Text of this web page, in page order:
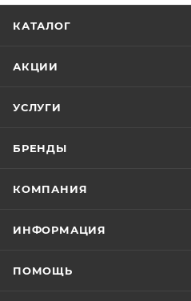
КАТАЛОГ
АКЦИИ
УСЛУГИ
БРЕНДЫ
КОМПАНИЯ
ИНФОРМАЦИЯ
ПОМОЩЬ